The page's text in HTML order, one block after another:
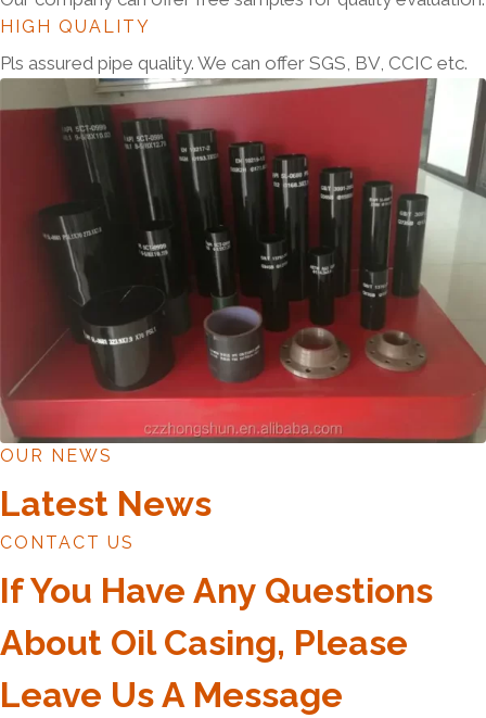
HIGH QUALITY
Pls assured pipe quality. We can offer SGS, BV, CCIC etc.
OUR NEWS
Latest News
CONTACT US
If You Have Any Questions
About Oil Casing, Please
Leave Us A Message